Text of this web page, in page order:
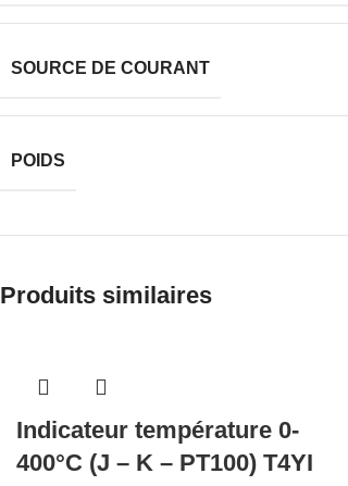
SOURCE DE COURANT
POIDS
Produits similaires
Indicateur température 0-
400°C (J – K – PT100) T4YI